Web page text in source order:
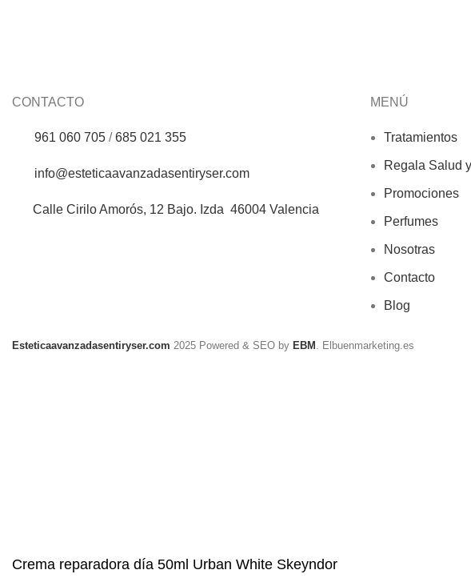
CONTACTO
961 060 705 /685 021 355
info@esteticaavanzadasentiryser.com
Calle Cirilo Amorós, 12 Bajo. Izda 46004 Valencia
MENÚ
Tratamientos
Regala Salud
Promociones
Perfumes
Nosotras
Contacto
Blog
Esteticaavanzadasentiryser.com 2025 Powered & SEO by EBM . Elbuenmarketing.es
Crema reparadora día 50ml Urban White Skeyndor